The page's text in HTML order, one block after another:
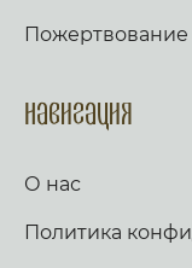
Пожертвование
Навигация
О нас
Политика